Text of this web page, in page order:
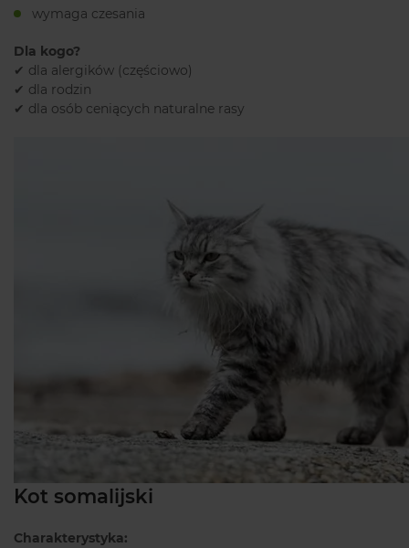
wymaga czesania
Dla kogo?
✔ dla alergików (częściowo)
✔ dla rodzin
✔ dla osób ceniących naturalne rasy
Kot somalijski
Charakterystyka: